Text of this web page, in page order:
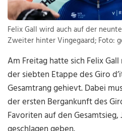
Felix Gall wird auch auf der
Zweiter hinter Vingegaard; Foto:
Am Freitag hatte sich Felix
der siebten Etappe des Giro
Gesamtrang gehievt. Dabei
der ersten Bergankunft des
Favoriten auf den Gesamtsieg,